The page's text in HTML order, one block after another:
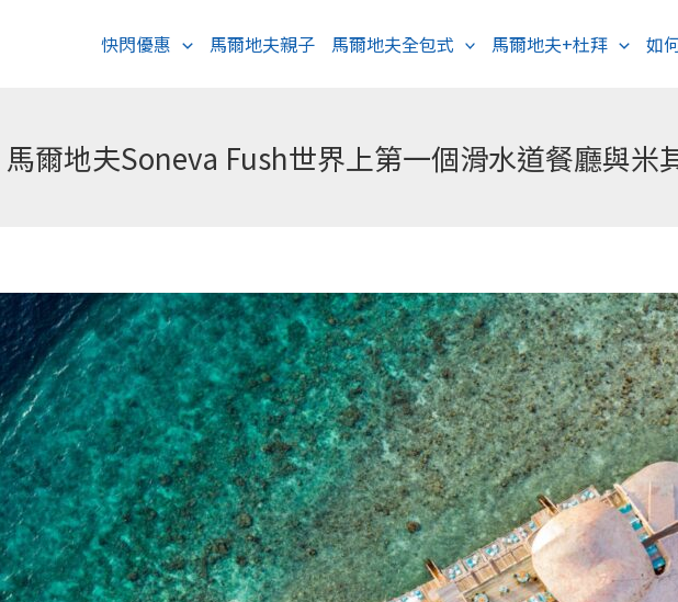
快閃優惠 馬爾地夫親子 馬爾地夫全包式 馬爾地夫+杜拜 如
馬爾地夫Soneva Fush世界上第一個滑水道餐廳與米